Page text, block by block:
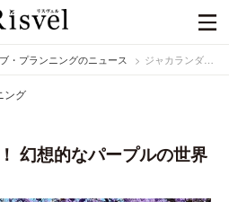
・プランニングのニュース ジャカランダが満開！ 幻想的なパープルの世界へ
ング
幻想的なパープルの世界